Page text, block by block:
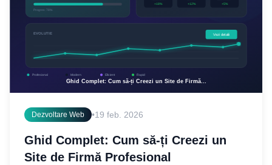
Dezvoltare Web •19 feb. 2026
Ghid Complet: Cum să-ți Creezi un
Site de Firmă Profesional